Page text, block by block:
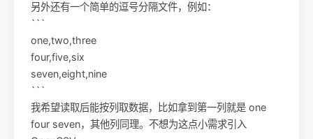
另外还有一个简单的逗号分隔文件，例如：
```
one,two,three
four,five,six
seven,eight,nine
```
我希望读取后能按列取数据，比如拿到第一列就是 one
four seven，其他列同理。不想为这点小需求引入